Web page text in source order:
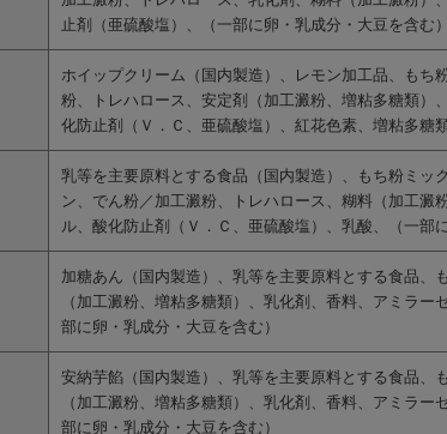
止剤（亜硫酸塩）、（一部に卵・乳成分・大豆を含む）
ホイップクリーム（国内製造）、レモン加工品、もち
粉、トレハロース、安定剤（加工澱粉、増粘多糖類）
化防止剤（Ｖ．Ｃ、亜硫酸塩）、紅花色素、増粘多糖
乳等を主要原料とする食品（国内製造）、もち粉ミッ
ン、でん粉／加工澱粉、トレハロース、糊料（加工
ル、酸化防止剤（Ｖ．Ｃ、亜硫酸塩）、乳酸、（一部
加糖あん（国内製造）、乳等を主要原料とする食品
（加工澱粉、増粘多糖類）、乳化剤、香料、アミラ
部に卵・乳成分・大豆を含む）
安納芋餡（国内製造）、乳等を主要原料とする食品、
（加工澱粉、増粘多糖類）、乳化剤、香料、アミラ
部に卵・乳成分・大豆を含む）